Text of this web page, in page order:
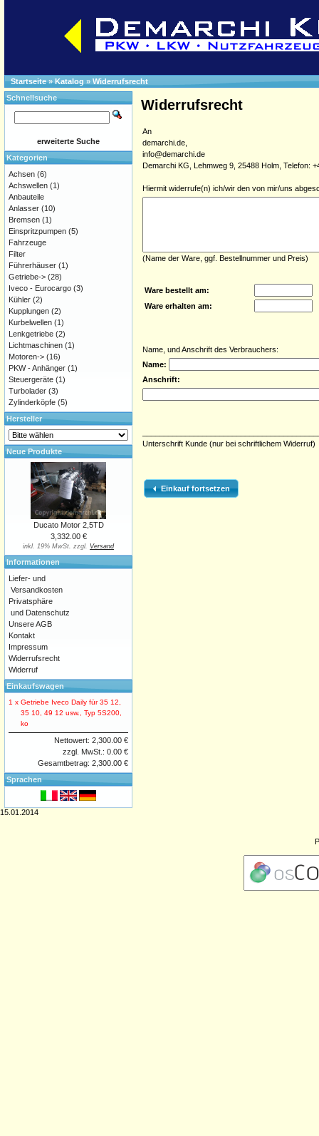
Startseite»Katalog » Widerrufsrecht
Widerrufsrecht
An
demarchi.de,
info@demarchi.de
Demarchi KG, Lehmweg 9, 25488 Holm, Telefon:
Hiermit widerrufe(n) ich/wir den von mir/uns
(Name der Ware, ggf. Bestellnummer und Preis)
Ware bestellt am:
Ware erhalten am:
Name, und Anschrift des Verbrauchers:
Name:
Anschrift:
Unterschrift Kunde (nur bei schriftlichem Widerruf)
Einkauf fortsetzen
Schnellsuche
erweiterte Suche
Kategorien
Achsen (6)
Achswellen (1)
Anbauteile
Anlasser (10)
Bremsen (1)
Einspritzpumpen (5)
Fahrzeuge
Filter
Führerhäuser (1)
Getriebe-> (28)
Iveco - Eurocargo (3)
Kühler (2)
Kupplungen (2)
Kurbelwellen (1)
Lenkgetriebe (2)
Lichtmaschinen (1)
Motoren-> (16)
PKW - Anhänger (1)
Steuergeräte (1)
Turbolader (3)
Zylinderköpfe (5)
Hersteller
Neue Produkte
Ducato Motor 2,5TD
3,332.00 €
inkl. 19% MwSt. zzgl. Versand
Informationen
Liefer- und
Versandkosten
Privatsphäre
und Datenschutz
Unsere AGB
Kontakt
Impressum
Widerrufsrecht
Widerruf
Einkaufswagen
1 x Getriebe Iveco Daily für 35 12,
35 10, 49 12 usw., Typ 5S200,
ko
Nettowert: 2,300.00 €
zzgl. MwSt.: 0.00 €
Gesamtbetrag: 2,300.00 €
Sprachen
15.01.2014